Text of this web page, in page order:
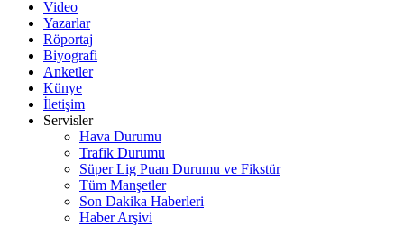
Video
Yazarlar
Röportaj
Biyografi
Anketler
Künye
İletişim
Servisler
Hava Durumu
Trafik Durumu
Süper Lig Puan Durumu ve Fikstür
Tüm Manşetler
Son Dakika Haberleri
Haber Arşivi